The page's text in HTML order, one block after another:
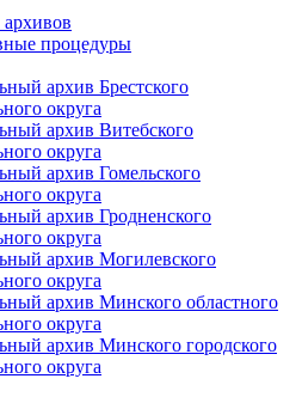
процедуры
архив Брестского
округа
архив Витебского
округа
архив Гомельского
округа
архив Гродненского
округа
архив Могилевского
округа
архив Минского областного
округа
архив Минского городского
округа